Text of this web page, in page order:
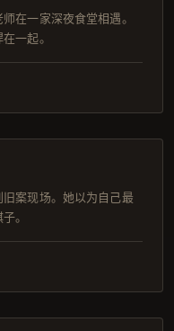
在一家深夜食堂相遇。
一起。
案现场。她以为自己最
。